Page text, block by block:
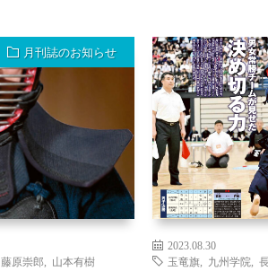
月刊誌のお知らせ
藤原崇郎 山本有樹
2023.08.30
玉竜旗
九州学院 ,